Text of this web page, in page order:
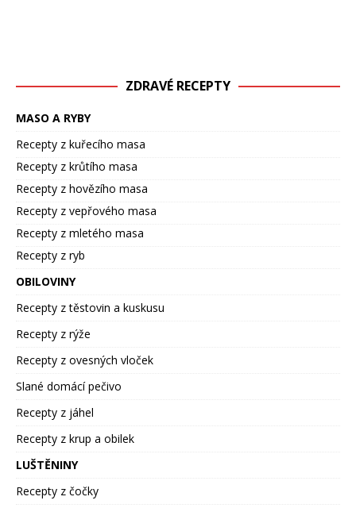
ZDRAVÉ RECEPTY
MASO A RYBY
Recepty z kuřecího masa
Recepty z krůtího masa
Recepty z hovězího masa
Recepty z vepřového masa
Recepty z mletého masa
Recepty z ryb
OBILOVINY
Recepty z těstovin a kuskusu
Recepty z rýže
Recepty z ovesných vloček
Slané domácí pečivo
Recepty z jáhel
Recepty z krup a obilek
LUŠTĚNINY
Recepty z čočky